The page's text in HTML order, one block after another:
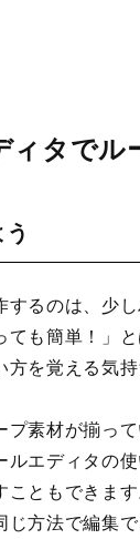
ィタで
るのは、少
も簡単！」
を覚える気
素材が揃っ
エディタの
ともできま
方法で編集で